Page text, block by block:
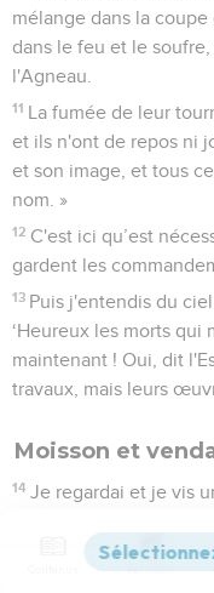
mélange dans la
dans le feu et le
l'Agneau.
11 La fumée de leur
et ils n'ont de repos ni
et son image, et tous
nom. »
12 C'est ici qu’est
gardent les
13 Puis j'entendis du
‘Heureux les morts qui
maintenant ! Oui, dit
travaux, mais leurs
Moisson et
14 Je regardai et je vis
la tête une couronne
Versions